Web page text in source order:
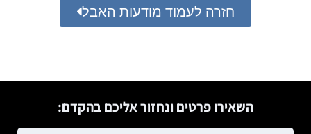
חזרה לעמוד מודעות האבל
השאירו פרטים ונחזור אליכם בהקדם: